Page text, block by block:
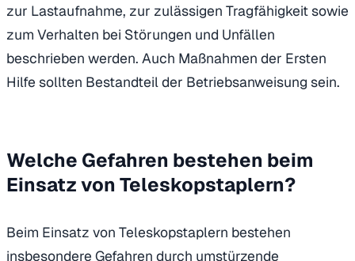
zur Lastaufnahme, zur zulässigen Tragfähigkeit sowie
zum Verhalten bei Störungen und Unfällen
beschrieben werden. Auch Maßnahmen der Ersten
Hilfe sollten Bestandteil der Betriebsanweisung sein.
Welche Gefahren bestehen beim
Einsatz von Teleskopstaplern?
Beim Einsatz von Teleskopstaplern bestehen
insbesondere Gefahren durch umstürzende